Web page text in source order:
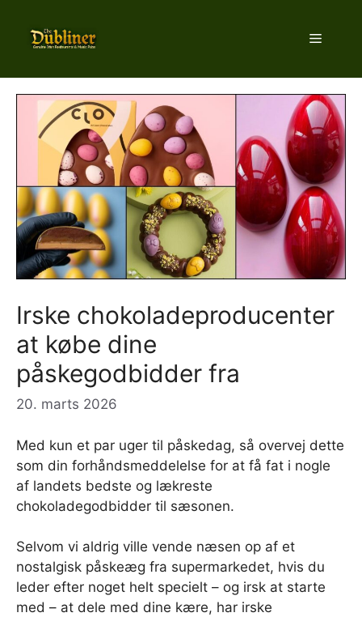
indhold
Menu
Irske chokoladeproducenter
at købe dine
påskegodbidder fra
20. marts 2026
Med kun et par uger til påskedag, så overvej dette
som din forhåndsmeddelelse for at få fat i nogle
af landets bedste og lækreste
chokoladegodbidder til sæsonen.
Selvom vi aldrig ville vende næsen op af et
nostalgisk påskeæg fra supermarkedet, hvis du
leder efter noget helt specielt – og irsk at starte
med – at dele med dine kære, har irske